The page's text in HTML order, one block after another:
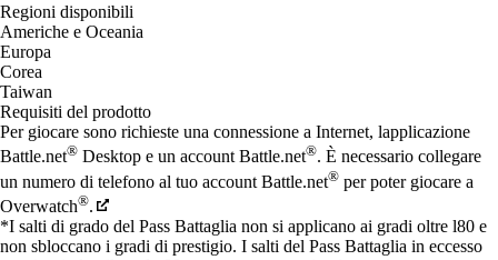
Regioni disponibili
Americhe e Oceania
Europa
Corea
Taiwan
Requisiti del prodotto
Per giocare sono richieste una connessione a Internet, lapplicazione
Battle.net® Desktop e un account Battle.net®. È necessario collegare
un numero di telefono al tuo account Battle.net® per poter giocare a
Overwatch®.
*I salti di grado del Pass Battaglia non si applicano ai gradi oltre l80 e
non sbloccano i gradi di prestigio. I salti del Pass Battaglia in eccesso